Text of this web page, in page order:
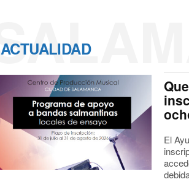
ACTUALIDAD
El